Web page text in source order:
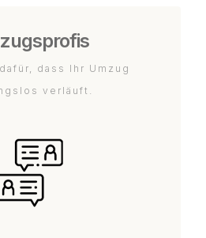
dass Ihr Umzug
verläuft.